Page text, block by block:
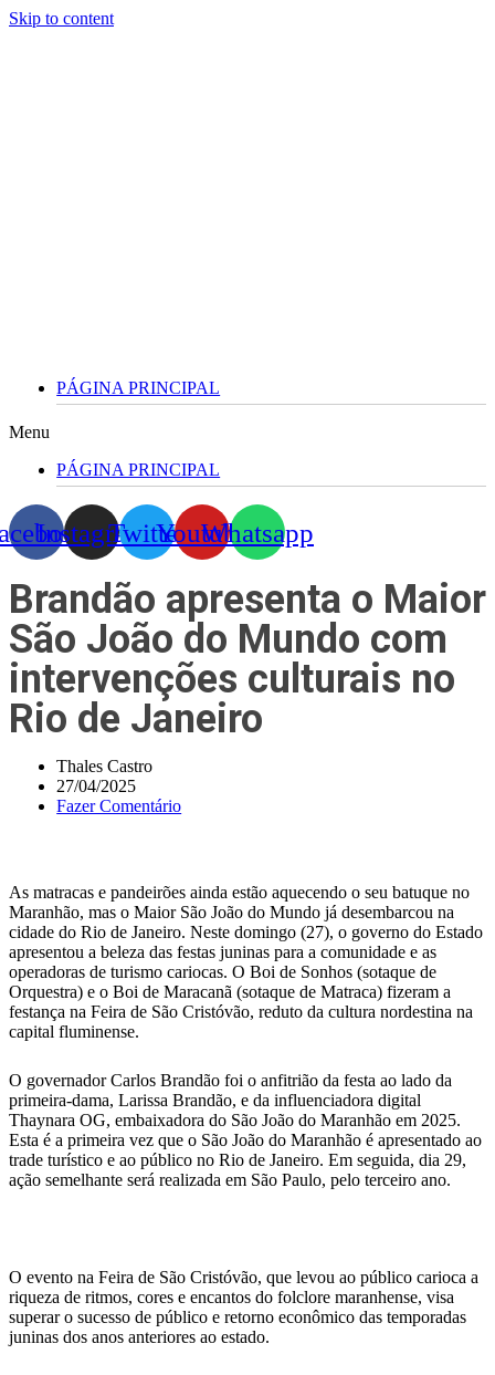
Skip to content
PÁGINA PRINCIPAL
Menu
PÁGINA PRINCIPAL
InstagramTwitterYoutubeWhatsapp
Brandão apresenta o Maior
São João do Mundo com
intervenções culturais no
Rio de Janeiro
Thales Castro
27/04/2025
Fazer Comentário
As matracas e pandeirões ainda estão aquecendo o seu batuque no
Maranhão, mas o Maior São João do Mundo já desembarcou na
cidade do Rio de Janeiro. Neste domingo (27), o governo do Estado
apresentou a beleza das festas juninas para a comunidade e as
operadoras de turismo cariocas. O Boi de Sonhos (sotaque de
Orquestra) e o Boi de Maracanã (sotaque de Matraca) fizeram a
festança na Feira de São Cristóvão, reduto da cultura nordestina na
capital fluminense.
O governador Carlos Brandão foi o anfitrião da festa ao lado da
primeira-dama, Larissa Brandão, e da influenciadora digital
Thaynara OG, embaixadora do São João do Maranhão em 2025.
Esta é a primeira vez que o São João do Maranhão é apresentado ao
trade turístico e ao público no Rio de Janeiro. Em seguida, dia 29,
ação semelhante será realizada em São Paulo, pelo terceiro ano.
O evento na Feira de São Cristóvão, que levou ao público carioca a
riqueza de ritmos, cores e encantos do folclore maranhense, visa
superar o sucesso de público e retorno econômico das temporadas
juninas dos anos anteriores ao estado.